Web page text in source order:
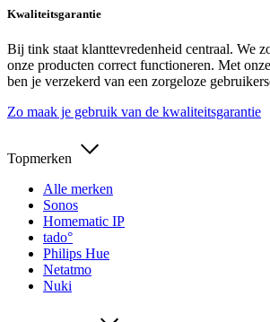
Kwaliteitsgarantie
Bij tink staat klanttevredenheid centraal. We
onze producten correct functioneren. Met
ben je verzekerd van een zorgeloze
Zo maak je gebruik van de kwaliteitsgarantie
Topmerken
Alle merken
Sonos
Homematic IP
tado°
Philips Hue
Netatmo
Nuki